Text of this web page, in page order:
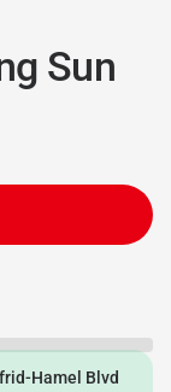
Sun
Hamel Blvd